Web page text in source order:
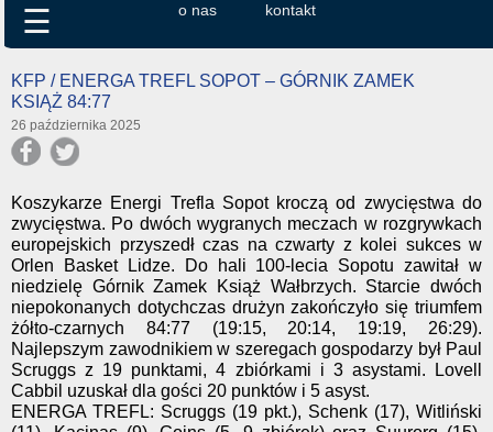
o nas kontakt
☰
KFP / ENERGA TREFL SOPOT – GÓRNIK ZAMEK
KSIĄŻ 84:77
26 października 2025
Koszykarze Energi Trefla Sopot kroczą od zwycięstwa do
zwycięstwa. Po dwóch wygranych meczach w rozgrywkach
europejskich przyszedł czas na czwarty z kolei sukces w
Orlen Basket Lidze. Do hali 100-lecia Sopotu zawitał w
niedzielę Górnik Zamek Książ Wałbrzych. Starcie dwóch
niepokonanych dotychczas drużyn zakończyło się triumfem
żółto-czarnych 84:77 (19:15, 20:14, 19:19, 26:29).
Najlepszym zawodnikiem w szeregach gospodarzy był Paul
Scruggs z 19 punktami, 4 zbiórkami i 3 asystami. Lovell
Cabbil uzuskał dla gości 20 punktów i 5 asyst.
ENERGA TREFL: Scruggs (19 pkt.), Schenk (17), Witliński